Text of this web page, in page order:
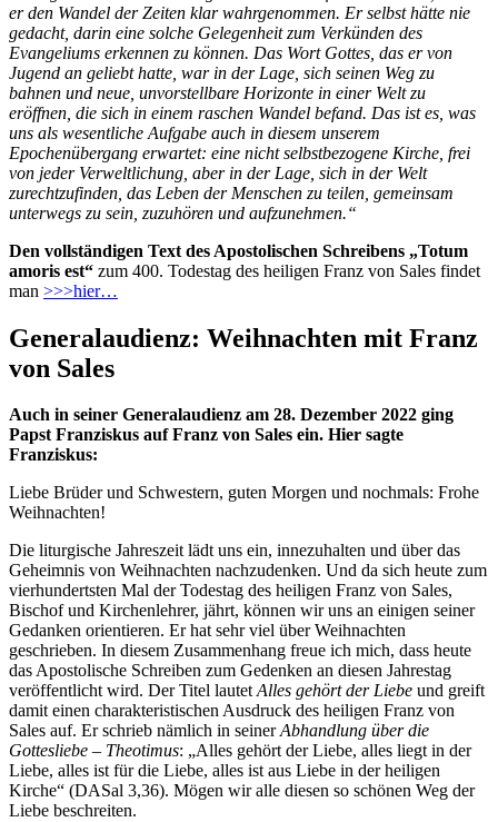
er den Wandel der Zeiten klar wahrgenommen. Er selbst hätte nie
gedacht, darin eine solche Gelegenheit zum Verkünden des
Evangeliums erkennen zu können. Das Wort Gottes, das er von
Jugend an geliebt hatte, war in der Lage, sich seinen Weg zu
bahnen und neue, unvorstellbare Horizonte in einer Welt zu
eröffnen, die sich in einem raschen Wandel befand. Das ist es, was
uns als wesentliche Aufgabe auch in diesem unserem
Epochenübergang erwartet: eine nicht selbstbezogene Kirche, frei
von jeder Verweltlichung, aber in der Lage, sich in der Welt
zurechtzufinden, das Leben der Menschen zu teilen, gemeinsam
unterwegs zu sein, zuzuhören und aufzunehmen.“
Den vollständigen Text des Apostolischen Schreibens „Totum
amoris est“ zum 400. Todestag des heiligen Franz von Sales findet
man >>>hier…
Generalaudienz: Weihnachten mit Franz
von Sales
Auch in seiner Generalaudienz am 28. Dezember 2022 ging
Papst Franziskus auf Franz von Sales ein. Hier sagte
Franziskus:
Liebe Brüder und Schwestern, guten Morgen und nochmals: Frohe
Weihnachten!
Die liturgische Jahreszeit lädt uns ein, innezuhalten und über das
Geheimnis von Weihnachten nachzudenken. Und da sich heute zum
vierhundertsten Mal der Todestag des heiligen Franz von Sales,
Bischof und Kirchenlehrer, jährt, können wir uns an einigen seiner
Gedanken orientieren. Er hat sehr viel über Weihnachten
geschrieben. In diesem Zusammenhang freue ich mich, dass heute
das Apostolische Schreiben zum Gedenken an diesen Jahrestag
veröffentlicht wird. Der Titel lautetAlles gehört der Liebe und greift
damit einen charakteristischen Ausdruck des heiligen Franz von
Sales auf. Er schrieb nämlich in seinerAbhandlung über die
Gottesliebe – Theotimus: „Alles gehört der Liebe, alles liegt in der
Liebe, alles ist für die Liebe, alles ist aus Liebe in der heiligen
Kirche“ (DASal 3,36). Mögen wir alle diesen so schönen Weg der
Liebe beschreiten.